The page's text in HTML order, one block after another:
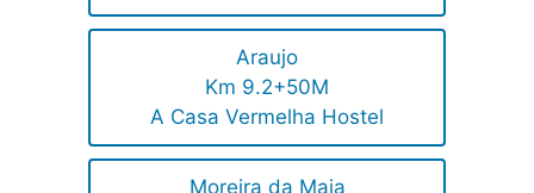
Araujo
Km 9.2+50M
A Casa Vermelha Hostel
Moreira da Maia